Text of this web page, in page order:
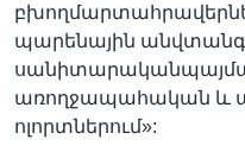
պարենային
առողջապահական և
ոլորտներում»: